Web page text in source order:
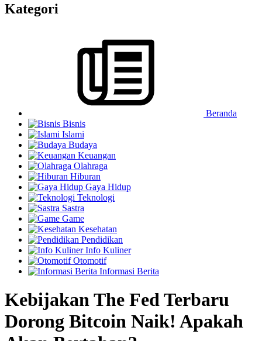
Kategori
Beranda
Bisnis
Islami
Budaya
Keuangan
Olahraga
Hiburan
Gaya Hidup
Teknologi
Sastra
Game
Kesehatan
Pendidikan
Info Kuliner
Otomotif
Informasi Berita
Kebijakan The Fed Terbaru
Dorong Bitcoin Naik! Apakah